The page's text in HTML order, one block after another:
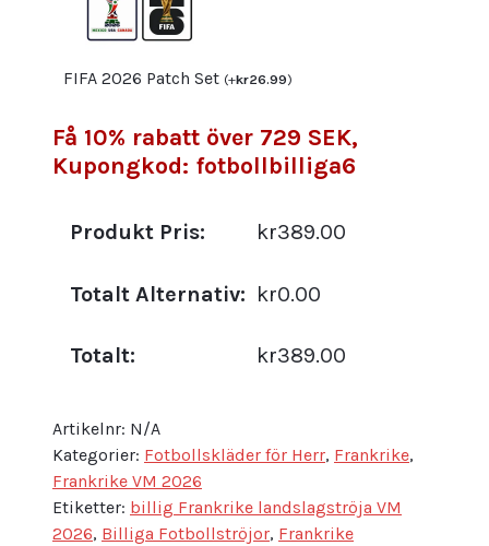
FIFA 2026 Patch Set (+kr26.99)
Få 10% rabatt över 729 SEK,
Kupongkod: fotbollbilliga6
Produkt Pris: kr389.00
Totalt Alternativ: kr0.00
Totalt: kr389.00
Artikelnr: N/A
Kategorier: Fotbollskläder för Herr, Frankrike,
Frankrike VM 2026
Etiketter: billig Frankrike landslagströja VM
2026, Billiga Fotbollströjor, Frankrike